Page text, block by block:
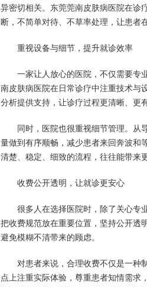
异密切相关。东莞莞南皮肤病医院在诊
断，不简单对待、不草率处理，让患者
重视设备与细节，提升就诊效率
一家让人放心的医院，不仅需要专
南皮肤病医院在日常诊疗中注重技术与
分析提供支持，让诊疗过程更清晰、更
同时，医院也很重视细节管理。从
量做到有序顺畅，减少患者来回奔波和
清楚、稳定、细致的流程，往往能带来
收费公开透明，让就诊更安心
很多人在选择医院时，除了关心专
把收费规范放在重要位置，坚持公开透
避免模糊不清带来的顾虑。
对患者来说，合理收费不仅是一种
点上注重实际体验，尊重患者知情需求